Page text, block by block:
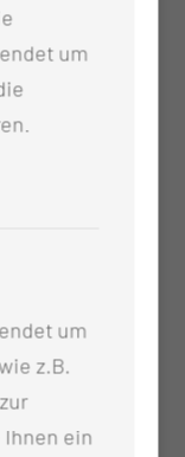
folgende
um
um
z.B.
ein